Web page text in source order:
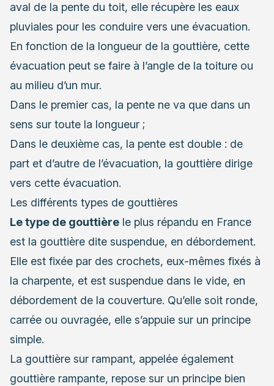
aval de la pente du toit, elle récupère les eaux
pluviales pour les conduire vers une évacuation.
En fonction de la longueur de la gouttière, cette
évacuation peut se faire à l’angle de la toiture ou
au milieu d’un mur.
Dans le premier cas, la pente ne va que dans un
sens sur toute la longueur ;
Dans le deuxième cas, la pente est double : de
part et d’autre de l’évacuation, la gouttière dirige
vers cette évacuation.
Les différents types de gouttières
Le type de gouttière le plus répandu en France
est la gouttière dite suspendue, en débordement.
Elle est fixée par des crochets, eux-mêmes fixés à
la charpente, et est suspendue dans le vide, en
débordement de la couverture. Qu’elle soit ronde,
carrée ou ouvragée, elle s’appuie sur un principe
simple.
La gouttière sur rampant, appelée également
gouttière rampante, repose sur un principe bien